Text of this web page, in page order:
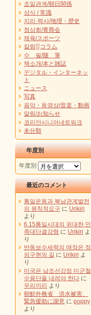
조일관계/朝日関係
상식 / 常識
지리·력사/地理・歴史
청상회/青商会
체육/スポーツ
칼럼▒コラム
수 필/随 筆
책소개/本と雑誌
デジタル・インターネッ
ト
ニュース
写真
음악・동영상/音楽・動画
알림/お知らせ
코리안시니어네트워크
未分類
年度別
年度別
最近のコメント
통일운동과 북남관계발전
의 원칙적요구 に Urikiri
より
6.15통일시대의 위대한 민
족대단결강령 に Urikiri よ
り
반동보수세력의 매장은 정
의구현의 길 に Urikiri よ
り
미국은 남조선강점 미군철
수용단을 내려야 한다 に
우리끼리 より
朝鮮外務省 洪水被害、
緊急援助に謝意 に poppy
より